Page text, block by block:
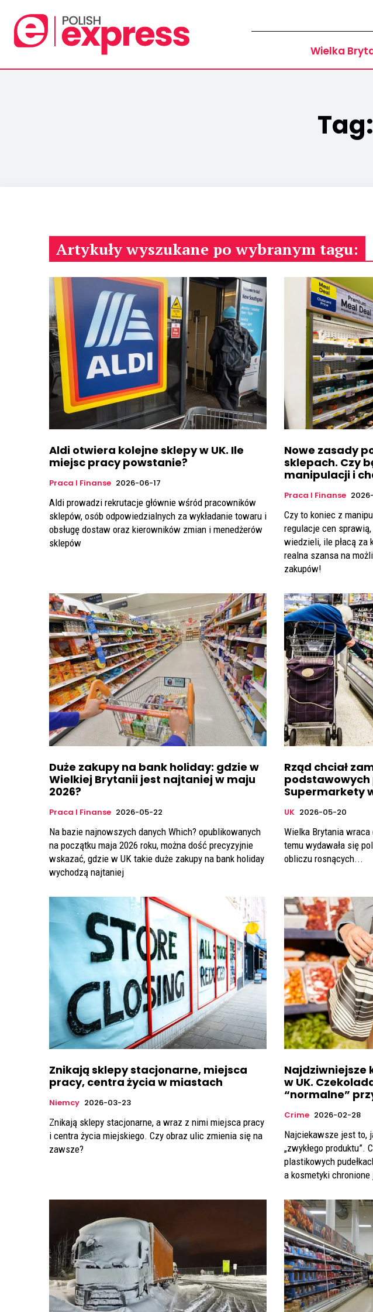
Wielka
Tag:
Artykuły wyszukane po wybranym tagu:
Aldi otwiera kolejne sklepy w UK. Ile
miejsc pracy powstanie?
Praca I Finanse 2026-06-17
Aldi prowadzi rekrutacje głównie wśród pracowników
sklepów, osób odpowiedzialnych za wykładanie towaru i
obsługę dostaw oraz kierowników zmian i menedżerów
sklepów
Nowe zasady
sklepach. Czy
manipulacji i
Praca I Finanse
Czy to koniec z
regulacje cen
wiedzieli, ile płacą za
realna szansa na
zakupów!
Duże zakupy na bank holiday: gdzie w
Wielkiej Brytanii jest najtaniej w maju
2026?
Praca I Finanse 2026-05-22
Na bazie najnowszych danych Which? opublikowanych
na początku maja 2026 roku, można dość precyzyjnie
wskazać, gdzie w UK takie duże zakupy na bank holiday
wychodzą najtaniej
Rząd chciał
Supermarkety
UK 2026-05-20
Wielka Brytania
temu wydawała się
obliczu rosnących...
Znikają sklepy stacjonarne, miejsca
pracy, centra życia w miastach
Niemcy 2026-03-23
Znikają sklepy stacjonarne, a wraz z nimi miejsca pracy
i centra życia miejskiego. Czy obraz ulic zmienia się na
zawsze?
Najdziwniejsze
w UK.
“normalne”
Crime 2026-02-28
Najciekawsze jest to,
„zwykłego produktu”.
plastikowych
a kosmetyki